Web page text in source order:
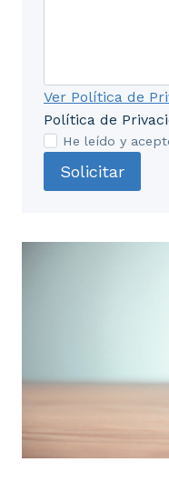
Ver Política de
Política de
He leído y
Solicitar